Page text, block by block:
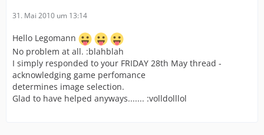
31. Mai 2010 um 13:14
Hello Legomann
No problem at all. :blahblah
I simply responded to your FRIDAY 28th May thread -
acknowledging game perfomance
determines image selection.
Glad to have helped anyways....... :volldolllol